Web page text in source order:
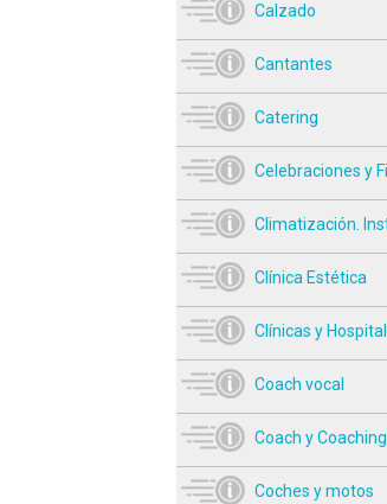
Calzado
Cantantes
Catering
Celebraciones y
Climatización.
Clínica Estética
Clínicas y
Coach vocal
Coach y Coaching
Coches y motos